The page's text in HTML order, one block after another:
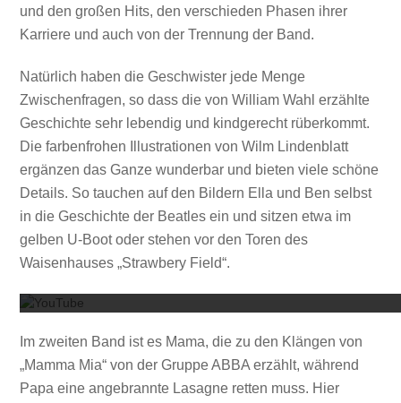
und den großen Hits, den verschieden Phasen ihrer
Karriere und auch von der Trennung der Band.
Natürlich haben die Geschwister jede Menge
Zwischenfragen, so dass die von William Wahl erzählte
Geschichte sehr lebendig und kindgerecht rüberkommt.
Die farbenfrohen Illustrationen von Wilm Lindenblatt
ergänzen das Ganze wunderbar und bieten viele schöne
Details. So tauchen auf den Bildern Ella und Ben selbst
in die Geschichte der Beatles ein und sitzen etwa im
gelben U-Boot oder stehen vor den Toren des
Waisenhauses „Strawbery Field“.
Im zweiten Band ist es Mama, die zu den Klängen von
„Mamma Mia“ von der Gruppe ABBA erzählt, während
Papa eine angebrannte Lasagne retten muss. Hier